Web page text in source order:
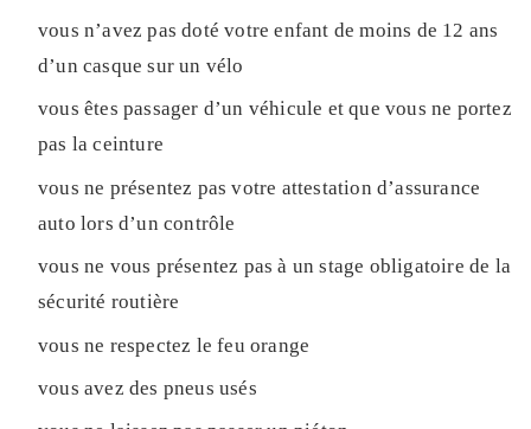
vous n’avez pas doté votre enfant de moins de 12 ans
d’un casque sur un vélo
vous êtes passager d’un véhicule et que vous ne portez
pas la ceinture
vous ne présentez pas votre attestation d’assurance
auto lors d’un contrôle
vous ne vous présentez pas à un stage obligatoire de la
sécurité routière
vous ne respectez le feu orange
vous avez des pneus usés